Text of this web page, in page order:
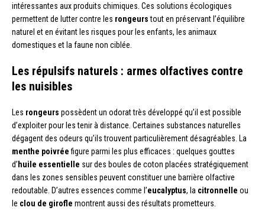
intéressantes aux produits chimiques. Ces solutions écologiques
permettent de lutter contre les rongeurstout en préservant l’équilibre
naturel et en évitant les risques pour les enfants, les animaux
domestiques et la faune non ciblée.
Les répulsifs naturels : armes olfactives contre
les nuisibles
Les rongeurs possèdent un odorat très développé qu’il est possible
d’exploiter pour les tenir à distance. Certaines substances naturelles
dégagent des odeurs qu’ils trouvent particulièrement désagréables. La
menthe poivréefigure parmi les plus efficaces : quelques gouttes
d’ huile essentielle sur des boules de coton placées stratégiquement
dans les zones sensibles peuvent constituer une barrière olfactive
redoutable. D’autres essences comme l’eucalyptus, la citronnelle ou
le clou de girofle montrent aussi des résultats prometteurs.